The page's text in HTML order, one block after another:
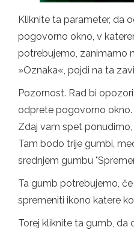
Kliknite ta parameter, da
pogovorno okno, v
potrebujemo, zanimamo
»Oznaka«, pojdi na ta
Pozornost. Rad bi
odprete pogovorno okno.
Zdaj vam spet
Tam bodo trije gumbi,
srednjem gumbu
Ta gumb potrebujemo,
spremeniti ikono katere
Torej kliknite ta gumb, da